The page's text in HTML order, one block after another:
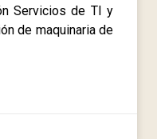
Servicios de TI y
de maquinaria de